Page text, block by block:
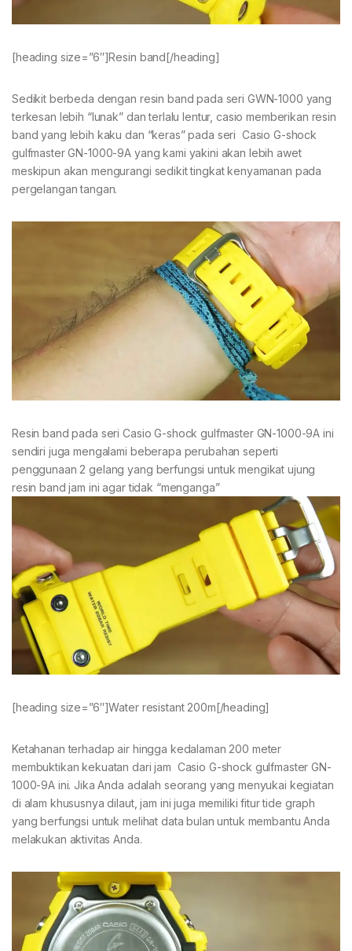
[heading size=”6″]Resin band[/heading]
Sedikit berbeda dengan resin band pada seri GWN-1000 yang
terkesan lebih “lunak” dan terlalu lentur, casio memberikan resin
band yang lebih kaku dan “keras” pada seri Casio G-shock
gulfmaster GN-1000-9A yang kami yakini akan lebih awet
meskipun akan mengurangi sedikit tingkat kenyamanan pada
pergelangan tangan.
Resin band pada seri Casio G-shock gulfmaster GN-1000-9A ini
sendiri juga mengalami beberapa perubahan seperti
penggunaan 2 gelang yang berfungsi untuk mengikat ujung
resin band jam ini agar tidak “menganga”
[heading size=”6″]Water resistant 200m[/heading]
Ketahanan terhadap air hingga kedalaman 200 meter
membuktikan kekuatan dari jam Casio G-shock gulfmaster GN-
1000-9A ini. Jika Anda adalah seorang yang menyukai kegiatan
di alam khususnya dilaut, jam ini juga memiliki fitur tide graph
yang berfungsi untuk melihat data bulan untuk membantu Anda
melakukan aktivitas Anda.